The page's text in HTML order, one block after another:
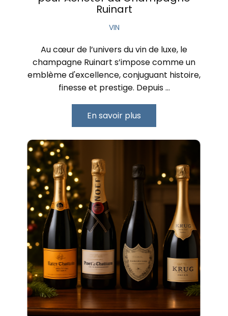
Ruinart
VIN
Au cœur de l’univers du vin de luxe, le
champagne Ruinart s’impose comme un
emblème d'excellence, conjuguant histoire,
finesse et prestige. Depuis …
En savoir plus